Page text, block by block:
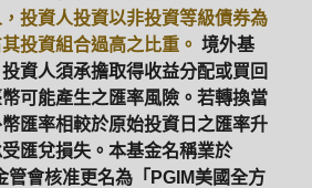
投資人投資以非投資等級債券為
投資組合過高之比重。 境外基
資人須承擔取得收益分配或買回
可能產生之匯率風險。若轉換當
匯率相較於原始投資日之匯率升
匯兌損失。本基金名稱業於
管會核准更名為「PGIM美國全方